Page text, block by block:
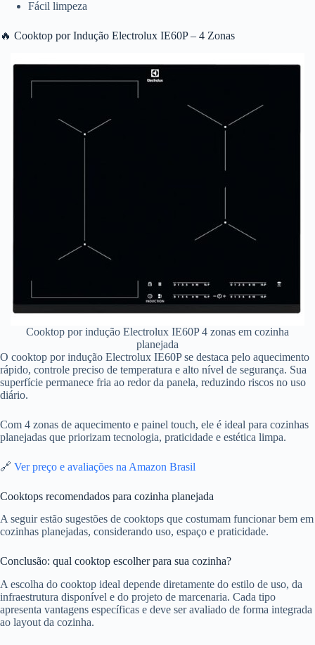
Fácil limpeza
🔥 Cooktop por Indução Electrolux IE60P – 4 Zonas
Cooktop por indução Electrolux IE60P 4 zonas em cozinha
planejada
O cooktop por indução Electrolux IE60P se destaca pelo aquecimento
rápido, controle preciso de temperatura e alto nível de segurança. Sua
superfície permanece fria ao redor da panela, reduzindo riscos no uso
diário.
Com 4 zonas de aquecimento e painel touch, ele é ideal para cozinhas
planejadas que priorizam tecnologia, praticidade e estética limpa.
🔗 Ver preço e avaliações na Amazon Brasil
Cooktops recomendados para cozinha planejada
A seguir estão sugestões de cooktops que costumam funcionar bem em
cozinhas planejadas, considerando uso, espaço e praticidade.
Conclusão: qual cooktop escolher para sua cozinha?
A escolha do cooktop ideal depende diretamente do estilo de uso, da
infraestrutura disponível e do projeto de marcenaria. Cada tipo
apresenta vantagens específicas e deve ser avaliado de forma integrada
ao layout da cozinha.